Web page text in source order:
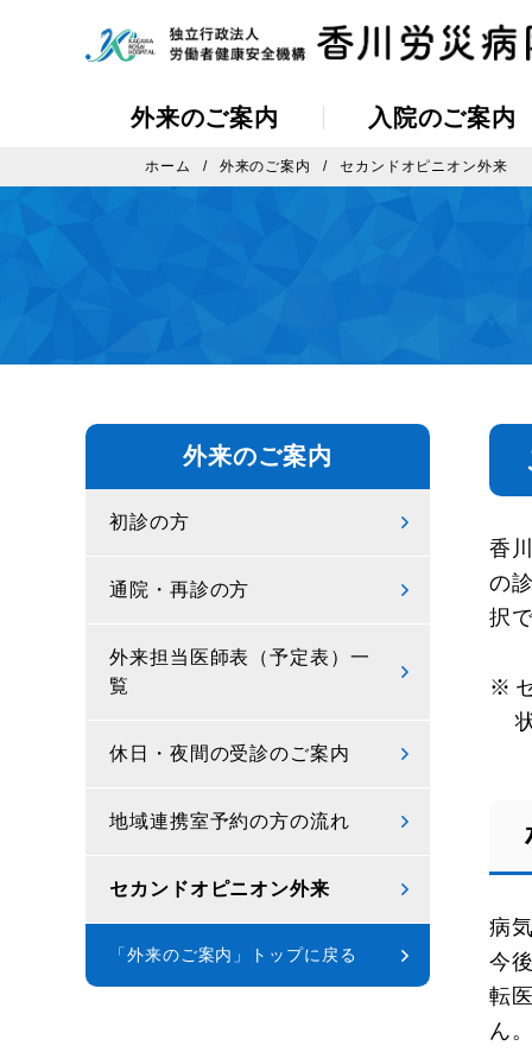
外来のご案内 入院のご案内
ホーム 外来のご案内 セカンドオピニオン外来
香
の
択
病
今
転
ん
外来のご案内
初診の方
通院・再診の方
外来担当医師表（予定表）一
覧
休日・夜間の受診のご案内
地域連携室予約の方の流れ
セカンドオピニオン外来
「外来のご案内」トップに戻る